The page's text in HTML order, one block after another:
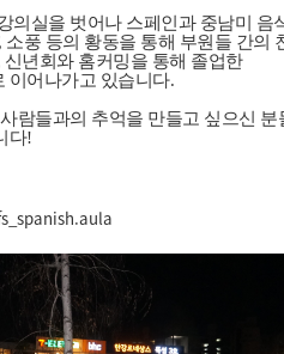
의실을 벗어나 스페인과 중남미 음
소풍 등의 황동을 통해 부원들 간의
년회와 홈커밍을 통해 졸업한
이어나가고 있습니다.
람들과의 추억을 만들고 싶으신 분
다!